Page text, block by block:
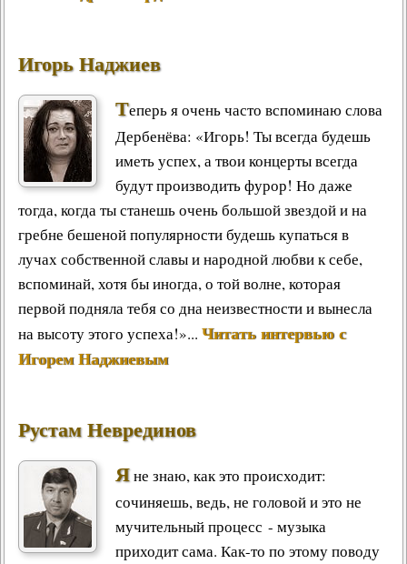
Игорь Наджиев
Теперь я очень часто вспоминаю слова
Дербенёва: «Игорь! Ты всегда будешь
иметь успех, а твои концерты всегда
будут производить фурор! Но даже
тогда, когда ты станешь очень большой звездой и на
гребне бешеной популярности будешь купаться в
лучах собственной славы и народной любви к себе,
вспоминай, хотя бы иногда, о той волне, которая
первой подняла тебя со дна неизвестности и вынесла
на высоту этого успеха!»... Читать интервью с
Игорем Наджиевым
Рустам Неврединов
Яне знаю, как это происходит:
сочиняешь, ведь, не головой и это не
мучительный процесс - музыка
приходит сама. Как-то по этому поводу